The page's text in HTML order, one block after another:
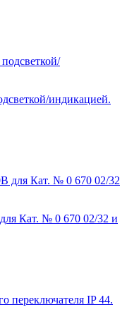
индикацией.
Кат. № 0 670 02/32 и